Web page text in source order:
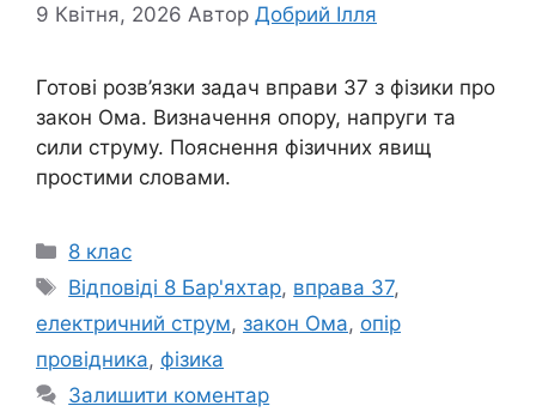
9 Квітня, 2026 Автор Добрий Ілля
Готові розв’язки задач вправи 37 з фізики про
закон Ома. Визначення опору, напруги та
сили струму. Пояснення фізичних явищ
простими словами.
Категорії
8 клас
Позначки
Відповіді 8 Бар'яхтар, вправа 37,
електричний струм, закон Ома, опір
провідника, фізика
Залишити коментар